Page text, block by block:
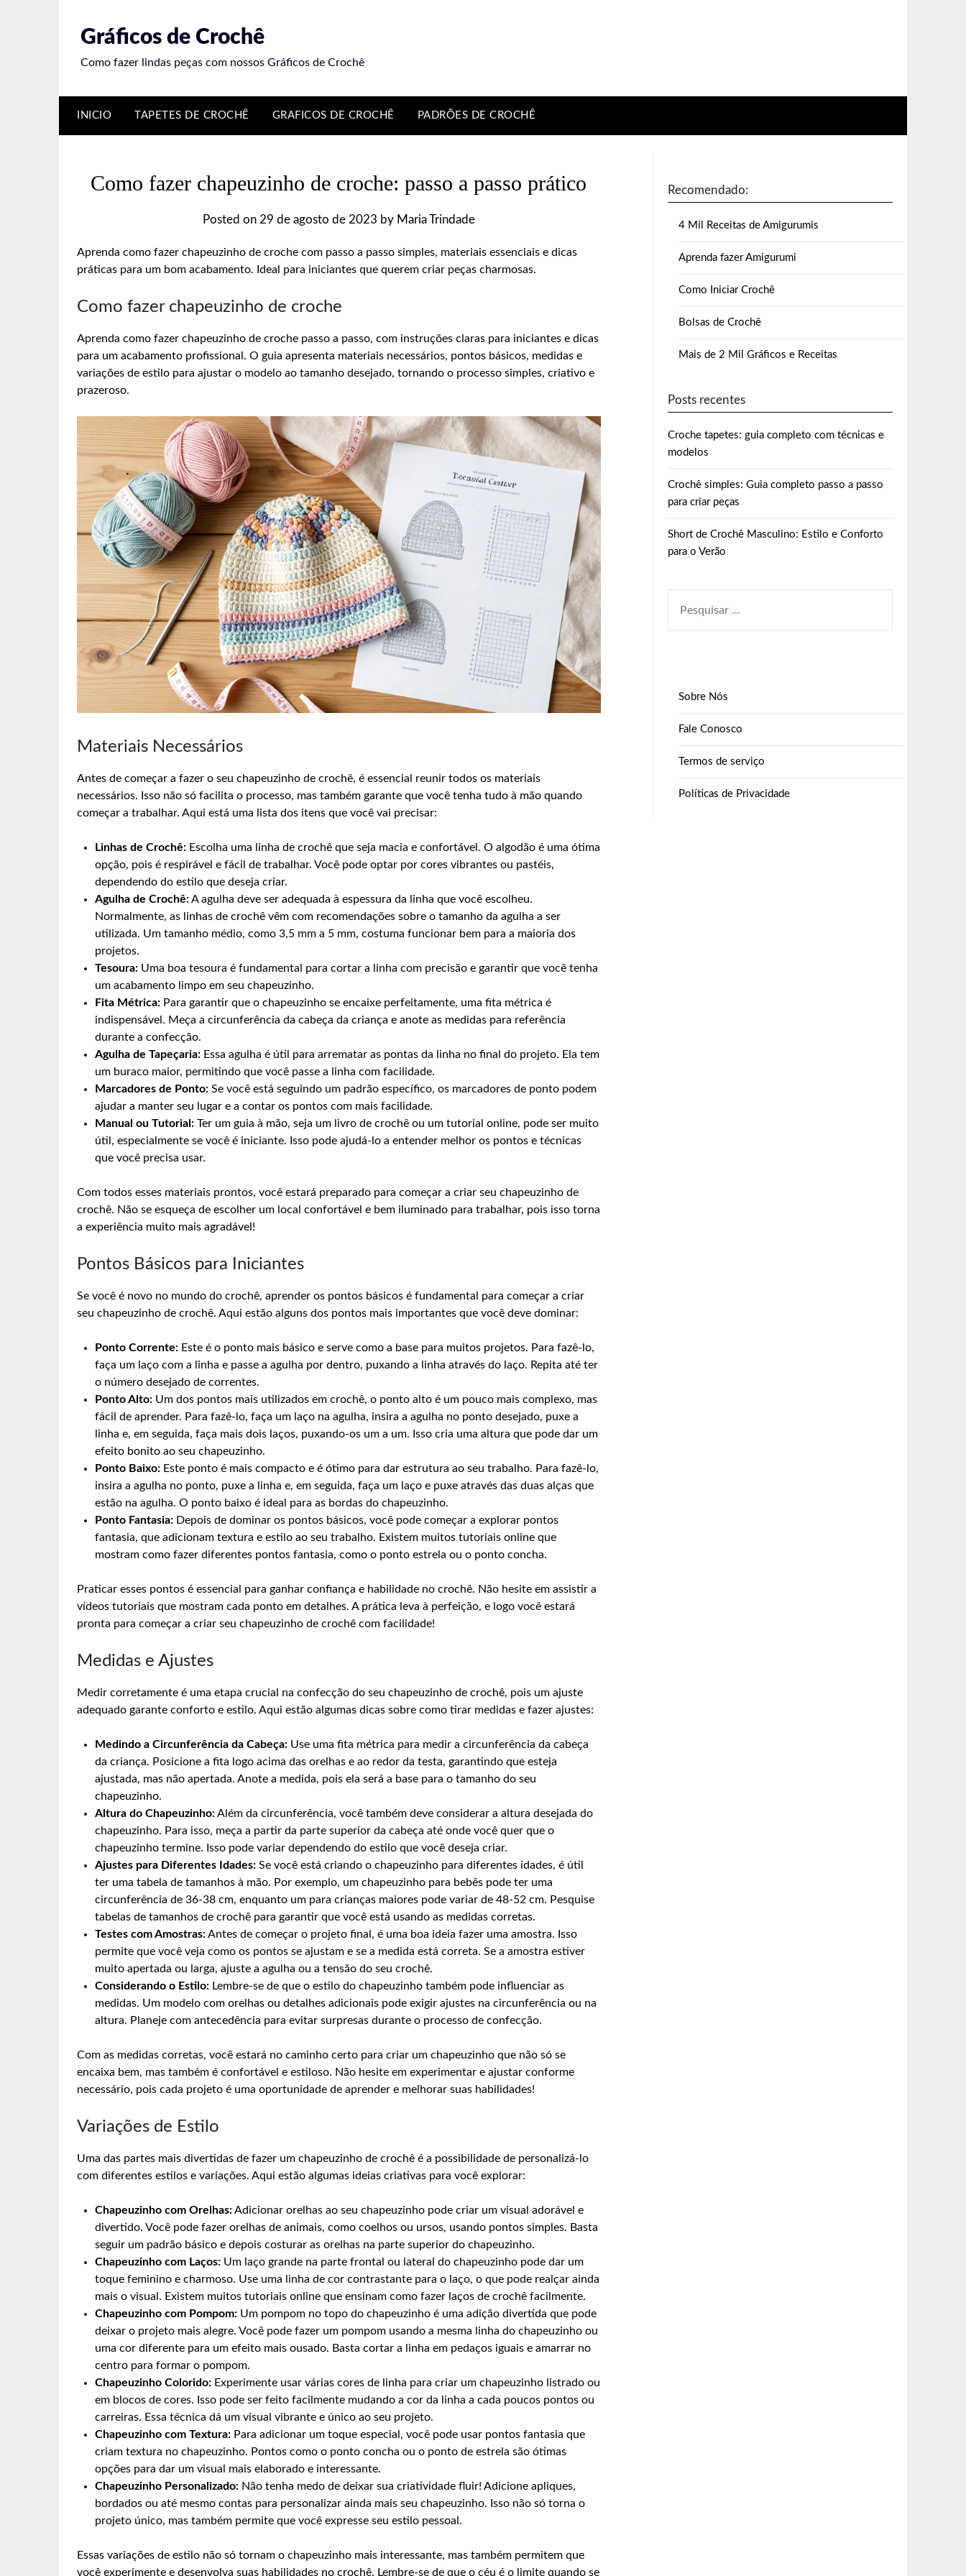
Gráficos de Crochê
Como fazer lindas peças com nossos Gráficos de Crochê
INICIO TAPETES DE CROCHÊ GRAFICOS DE CROCHÊ PADRÕES DE CROCHÊ
Como fazer chapeuzinho de croche: passo a passo prático
Posted on 29 de agosto de 2023 by Maria Trindade
Aprenda como fazer chapeuzinho de croche com passo a passo simples, materiais essenciais e dicas
práticas para um bom acabamento. Ideal para iniciantes que querem criar peças charmosas.
Como fazer chapeuzinho de croche
Aprenda como fazer chapeuzinho de croche passo a passo, com instruções claras para iniciantes e dicas
para um acabamento profissional. O guia apresenta materiais necessários, pontos básicos, medidas e
variações de estilo para ajustar o modelo ao tamanho desejado, tornando o processo simples, criativo e
prazeroso.
Materiais Necessários
Antes de começar a fazer o seu chapeuzinho de crochê, é essencial reunir todos os materiais
necessários. Isso não só facilita o processo, mas também garante que você tenha tudo à mão quando
começar a trabalhar. Aqui está uma lista dos itens que você vai precisar:
Linhas de Crochê: Escolha uma linha de crochê que seja macia e confortável. O algodão é uma ótima
opção, pois é respirável e fácil de trabalhar. Você pode optar por cores vibrantes ou pastéis,
dependendo do estilo que deseja criar.
Agulha de Crochê:A agulha deve ser adequada à espessura da linha que você escolheu.
Normalmente, as linhas de crochê vêm com recomendações sobre o tamanho da agulha a ser
utilizada. Um tamanho médio, como 3,5 mm a 5 mm, costuma funcionar bem para a maioria dos
projetos.
Tesoura: Uma boa tesoura é fundamental para cortar a linha com precisão e garantir que você tenha
um acabamento limpo em seu chapeuzinho.
Fita Métrica: Para garantir que o chapeuzinho se encaixe perfeitamente, uma fita métrica é
indispensável. Meça a circunferência da cabeça da criança e anote as medidas para referência
durante a confecção.
Agulha de Tapeçaria: Essa agulha é útil para arrematar as pontas da linha no final do projeto. Ela tem
um buraco maior, permitindo que você passe a linha com facilidade.
Marcadores de Ponto: Se você está seguindo um padrão específico, os marcadores de ponto podem
ajudar a manter seu lugar e a contar os pontos com mais facilidade.
Manual ou Tutorial: Ter um guia à mão, seja um livro de crochê ou um tutorial online, pode ser muito
útil, especialmente se você é iniciante. Isso pode ajudá-lo a entender melhor os pontos e técnicas
que você precisa usar.
Com todos esses materiais prontos, você estará preparado para começar a criar seu chapeuzinho de
crochê. Não se esqueça de escolher um local confortável e bem iluminado para trabalhar, pois isso torna
a experiência muito mais agradável!
Pontos Básicos para Iniciantes
Se você é novo no mundo do crochê, aprender os pontos básicos é fundamental para começar a criar
seu chapeuzinho de crochê. Aqui estão alguns dos pontos mais importantes que você deve dominar:
Ponto Corrente: Este é o ponto mais básico e serve como a base para muitos projetos. Para fazê-lo,
faça um laço com a linha e passe a agulha por dentro, puxando a linha através do laço. Repita até ter
o número desejado de correntes.
Ponto Alto: Um dos pontos mais utilizados em crochê, o ponto alto é um pouco mais complexo, mas
fácil de aprender. Para fazê-lo, faça um laço na agulha, insira a agulha no ponto desejado, puxe a
linha e, em seguida, faça mais dois laços, puxando-os um a um. Isso cria uma altura que pode dar um
efeito bonito ao seu chapeuzinho.
Ponto Baixo: Este ponto é mais compacto e é ótimo para dar estrutura ao seu trabalho. Para fazê-lo,
insira a agulha no ponto, puxe a linha e, em seguida, faça um laço e puxe através das duas alças que
estão na agulha. O ponto baixo é ideal para as bordas do chapeuzinho.
Ponto Fantasia: Depois de dominar os pontos básicos, você pode começar a explorar pontos
fantasia, que adicionam textura e estilo ao seu trabalho. Existem muitos tutoriais online que
mostram como fazer diferentes pontos fantasia, como o ponto estrela ou o ponto concha.
Praticar esses pontos é essencial para ganhar confiança e habilidade no crochê. Não hesite em assistir a
vídeos tutoriais que mostram cada ponto em detalhes. A prática leva à perfeição, e logo você estará
pronta para começar a criar seu chapeuzinho de crochê com facilidade!
Medidas e Ajustes
Medir corretamente é uma etapa crucial na confecção do seu chapeuzinho de crochê, pois um ajuste
adequado garante conforto e estilo. Aqui estão algumas dicas sobre como tirar medidas e fazer ajustes:
Medindo a Circunferência da Cabeça: Use uma fita métrica para medir a circunferência da cabeça
da criança. Posicione a fita logo acima das orelhas e ao redor da testa, garantindo que esteja
ajustada, mas não apertada. Anote a medida, pois ela será a base para o tamanho do seu
chapeuzinho.
Altura do Chapeuzinho:Além da circunferência, você também deve considerar a altura desejada do
chapeuzinho. Para isso, meça a partir da parte superior da cabeça até onde você quer que o
chapeuzinho termine. Isso pode variar dependendo do estilo que você deseja criar.
Ajustes para Diferentes Idades: Se você está criando o chapeuzinho para diferentes idades, é útil
ter uma tabela de tamanhos à mão. Por exemplo, um chapeuzinho para bebês pode ter uma
circunferência de 36-38 cm, enquanto um para crianças maiores pode variar de 48-52 cm. Pesquise
tabelas de tamanhos de crochê para garantir que você está usando as medidas corretas.
Testes com Amostras:Antes de começar o projeto final, é uma boa ideia fazer uma amostra. Isso
permite que você veja como os pontos se ajustam e se a medida está correta. Se a amostra estiver
muito apertada ou larga, ajuste a agulha ou a tensão do seu crochê.
Considerando o Estilo: Lembre-se de que o estilo do chapeuzinho também pode influenciar as
medidas. Um modelo com orelhas ou detalhes adicionais pode exigir ajustes na circunferência ou na
altura. Planeje com antecedência para evitar surpresas durante o processo de confecção.
Com as medidas corretas, você estará no caminho certo para criar um chapeuzinho que não só se
encaixa bem, mas também é confortável e estiloso. Não hesite em experimentar e ajustar conforme
necessário, pois cada projeto é uma oportunidade de aprender e melhorar suas habilidades!
Variações de Estilo
Uma das partes mais divertidas de fazer um chapeuzinho de crochê é a possibilidade de personalizá-lo
com diferentes estilos e variações. Aqui estão algumas ideias criativas para você explorar:
Chapeuzinho com Orelhas:Adicionar orelhas ao seu chapeuzinho pode criar um visual adorável e
divertido. Você pode fazer orelhas de animais, como coelhos ou ursos, usando pontos simples. Basta
seguir um padrão básico e depois costurar as orelhas na parte superior do chapeuzinho.
Chapeuzinho com Laços: Um laço grande na parte frontal ou lateral do chapeuzinho pode dar um
toque feminino e charmoso. Use uma linha de cor contrastante para o laço, o que pode realçar ainda
mais o visual. Existem muitos tutoriais online que ensinam como fazer laços de crochê facilmente.
Chapeuzinho com Pompom: Um pompom no topo do chapeuzinho é uma adição divertida que pode
deixar o projeto mais alegre. Você pode fazer um pompom usando a mesma linha do chapeuzinho ou
uma cor diferente para um efeito mais ousado. Basta cortar a linha em pedaços iguais e amarrar no
centro para formar o pompom.
Chapeuzinho Colorido: Experimente usar várias cores de linha para criar um chapeuzinho listrado ou
em blocos de cores. Isso pode ser feito facilmente mudando a cor da linha a cada poucos pontos ou
carreiras. Essa técnica dá um visual vibrante e único ao seu projeto.
Chapeuzinho com Textura: Para adicionar um toque especial, você pode usar pontos fantasia que
criam textura no chapeuzinho. Pontos como o ponto concha ou o ponto de estrela são ótimas
opções para dar um visual mais elaborado e interessante.
Chapeuzinho Personalizado: Não tenha medo de deixar sua criatividade fluir! Adicione apliques,
bordados ou até mesmo contas para personalizar ainda mais seu chapeuzinho. Isso não só torna o
projeto único, mas também permite que você expresse seu estilo pessoal.
Essas variações de estilo não só tornam o chapeuzinho mais interessante, mas também permitem que
você experimente e desenvolva suas habilidades no crochê. Lembre-se de que o céu é o limite quando se
Recomendado:
4 Mil Receitas de Amigurumis
Aprenda fazer Amigurumi
Como Iniciar Crochê
Bolsas de Crochê
Mais de 2 Mil Gráficos e Receitas
Posts recentes
Croche tapetes: guia completo com técnicas e
modelos
Crochê simples: Guia completo passo a passo
para criar peças
Short de Crochê Masculino: Estilo e Conforto
para o Verão
POR:
Sobre Nós
Fale Conosco
Termos de serviço
Políticas de Privacidade